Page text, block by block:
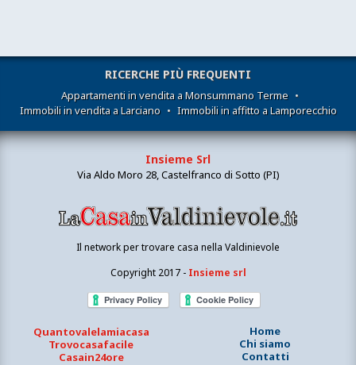
RICERCHE PIÙ FREQUENTI
Appartamenti in vendita a Monsummano Terme •
Immobili in vendita a Larciano • Immobili in affitto a Lamporecchio
Insieme Srl
Via Aldo Moro 28, Castelfranco di Sotto (PI)
Il network per trovare casa nella Valdinievole
Copyright 2017 - Insieme srl
Home
Chi siamo
Contatti
Quantovalelamiacasa
Trovocasafacile
Casain24ore